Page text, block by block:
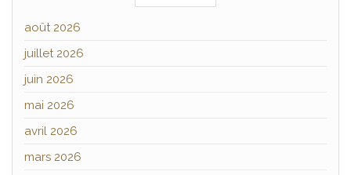
août 2026
juillet 2026
juin 2026
mai 2026
avril 2026
mars 2026